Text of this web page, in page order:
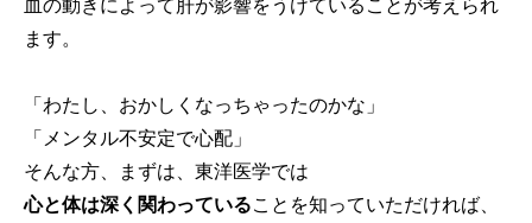
ます。
「わたし、おかしくなっちゃったのかな」
「メンタル不安定で心配」
そんな方、まずは、東洋医学では
心と体は深く関わっていることを知っていただければ、